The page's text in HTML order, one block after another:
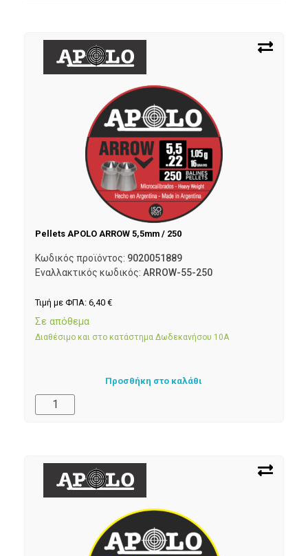
Pellets APOLO ARROW 5,5mm / 250
Κωδικός προϊόντος: 9020051889
Εναλλακτικός κωδικός: ARROW-55-250
Τιμή με ΦΠΑ: 6,40 €
Σε απόθεμα
Διαθέσιμο και στο κατάστημα Δωδεκανήσου 10Α
Προσθήκη στο καλάθι